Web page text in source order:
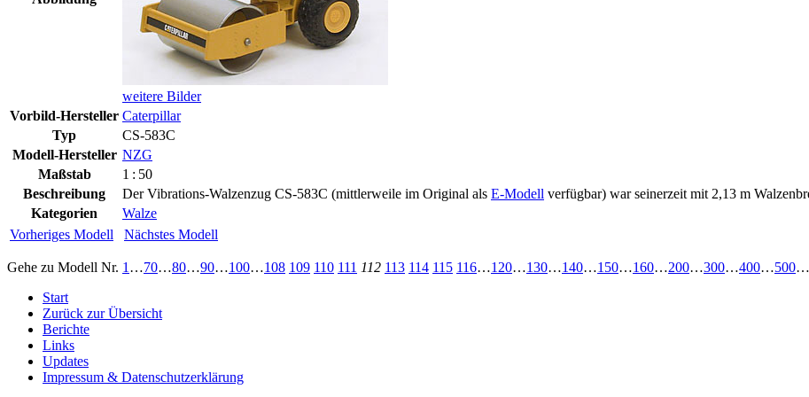
weitere Bilder
Vorbild-Hersteller Caterpillar
Typ
CS-583C
Modell-Hersteller NZG
Maßstab
1 : 50
Beschreibung
Der Vibrations-Walzenzug CS-583C (mittlerweile im Original als E-Modell verfügbar) war seinerzeit mit 2,13 m
Kategorien
Walze
Vorheriges Modell
Nächstes Modell
Gehe zu Modell Nr. 1 …70…80…90…100…108 109 110 111 112 113 114 115 116…120…130…140…150…160…200…300…400…500…
Start
Zurück zur Übersicht
Berichte
Links
Updates
Impressum & Datenschutzerklärung